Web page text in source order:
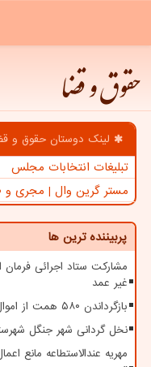
حقوق و قضا
لینک دوستان حقوق و
تبلیغات انتخابات مجلس
مستر گرین وال | مجری و
پربیننده ترین ها
غیر عمد
بازگرداندن ۵۸۰ همت از اموال غارت شده به بیت المال
نخل گردانی شهر جنگل
مهریه عندالاستطاعه مانع